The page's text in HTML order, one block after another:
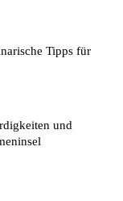
Tipps für
und